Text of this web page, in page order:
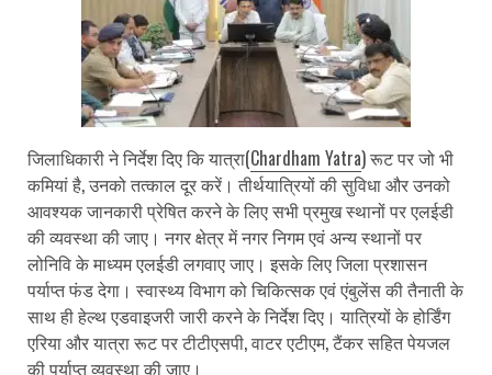
जिलाधिकारी ने निर्देश दिए कि यात्रा(Chardham Yatra) रूट पर जो भी
कमियां है, उनको तत्काल दूर करें। तीर्थयात्रियों की सुविधा और उनको
आवश्यक जानकारी प्रेषित करने के लिए सभी प्रमुख स्थानों पर एलईडी
की व्यवस्था की जाए। नगर क्षेत्र में नगर निगम एवं अन्य स्थानों पर
लोनिवि के माध्यम एलईडी लगवाए जाए। इसके लिए जिला प्रशासन
पर्याप्त फंड देगा। स्वास्थ्य विभाग को चिकित्सक एवं एंबुलेंस की तैनाती के
साथ ही हेल्थ एडवाइजरी जारी करने के निर्देश दिए। यात्रियों के होर्डिंग
एरिया और यात्रा रूट पर टीटीएसपी, वाटर एटीएम, टैंकर सहित पेयजल
की पर्याप्त व्यवस्था की जाए।